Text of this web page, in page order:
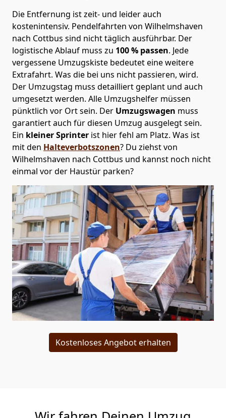
Die Entfernung ist zeit- und leider auch
kostenintensiv. Pendelfahrten von Wilhelmshaven
nach Cottbus sind nicht täglich ausführbar. Der
logistische Ablauf muss zu 100 % passen. Jede
vergessene Umzugskiste bedeutet eine weitere
Extrafahrt. Was die bei uns nicht passieren, wird.
Der Umzugstag muss detailliert geplant und auch
umgesetzt werden. Alle Umzugshelfer müssen
pünktlich vor Ort sein. Der Umzugswagen muss
garantiert auch für diesen Umzug ausgelegt sein.
Ein kleiner Sprinter ist hier fehl am Platz. Was ist
mit den Halteverbotszonen? Du ziehst von
Wilhelmshaven nach Cottbus und kannst noch nicht
einmal vor der Haustür parken?
Kostenloses Angebot erhalten